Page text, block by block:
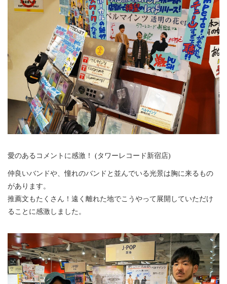
愛のあるコメントに感激！ (タワーレコード新宿店)
仲良いバンドや、憧れのバンドと並んでいる光景は胸に来るもの
があります。
推薦文もたくさん！遠く離れた地でこうやって展開していただけ
ることに感激しました。